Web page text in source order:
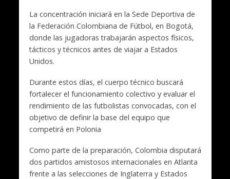
La concentración iniciará en la Sede Deportiva de
la Federación Colombiana de Fútbol, en Bogotá,
donde las jugadoras trabajarán aspectos físicos,
tácticos y técnicos antes de viajar a Estados
Unidos.
Durante estos días, el cuerpo técnico buscará
fortalecer el funcionamiento colectivo y evaluar el
rendimiento de las futbolistas convocadas, con el
objetivo de definir la base del equipo que
competirá en Polonia
Como parte de la preparación, Colombia disputará
dos partidos amistosos internacionales en Atlanta
frente a las selecciones de Inglaterra y Estados